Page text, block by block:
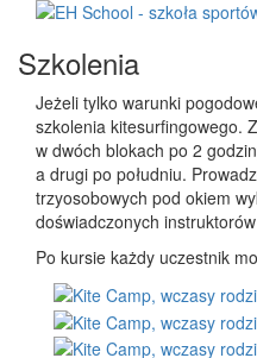
Szkolenia
Jeżeli tylko warunki
szkolenia kitesurfingowego.
w dwóch blokach po 2
a drugi po południu.
trzyosobowych pod okiem
doświadczonych
Po kursie każdy uczestnik